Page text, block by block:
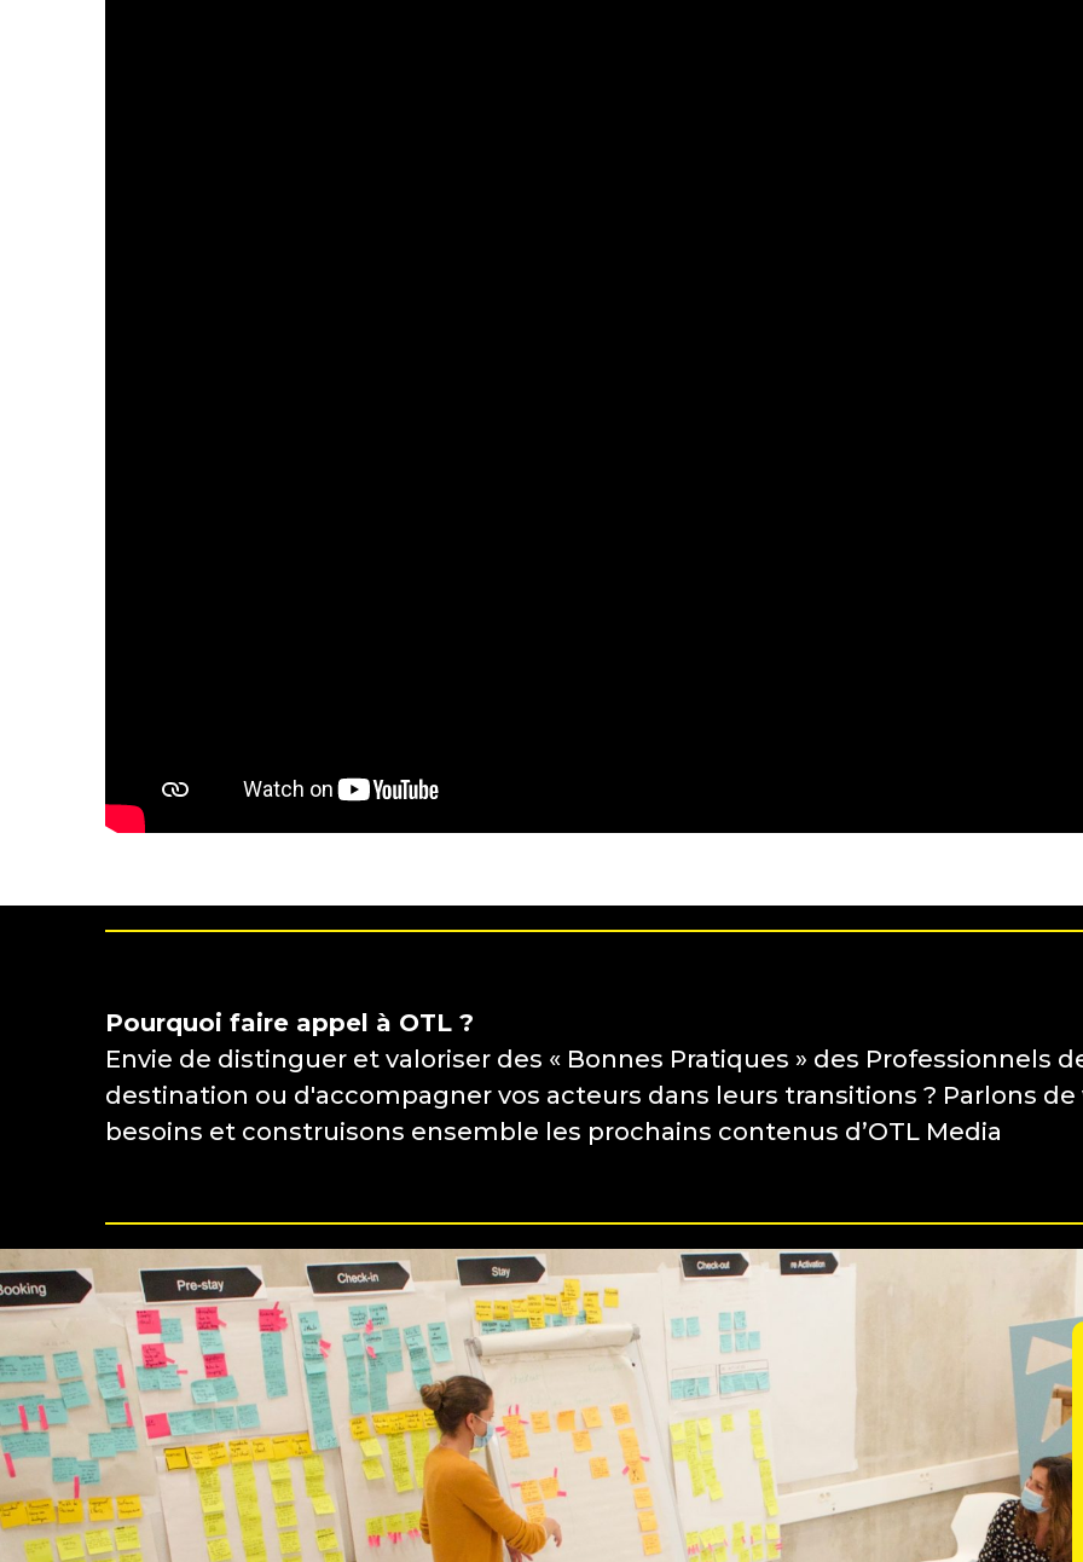
Pourquoi faire appel à OTL ?
Envie de distinguer et valoriser des « Bonnes Pratiques » des Professionnels
destination ou d'accompagner vos acteurs dans leurs transitions ? Parlons de
besoins et construisons ensemble les prochains contenus d’OTL Media